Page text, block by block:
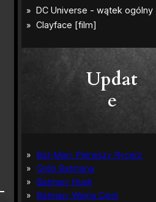
Updat
e
Bat-Man: Pierwszy Rycerz
Grób Batmana
Batman: Hush
Batman: Wojna Cieni